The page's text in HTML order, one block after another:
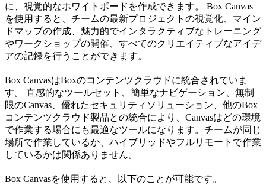
に、視覚的なホワイトボードを作成できます。 Box Canvas
を使用すると、チームの最新プロジェクトの視覚化、マイン
ドマップの作成、魅力的でインタラクティブなトレーニング
やワークショップの開催、すべてのクリエイティブなアイデ
アの記録を行うことができます。
Box CanvasはBoxのコンテンツクラウドに統合されていま
す。 直感的なツールセット、簡単なナビゲーション、無制
限のCanvas、優れたセキュリティソリューション、他のBox
コンテンツクラウド製品との統合により、Canvasはどの環境
で作業する場合にも最適なツールになります。チームが同じ
場所で作業しているか、ハイブリッドやフルリモートで作業
しているかは関係ありません。
Box Canvasを使用すると、以下のことが可能です。